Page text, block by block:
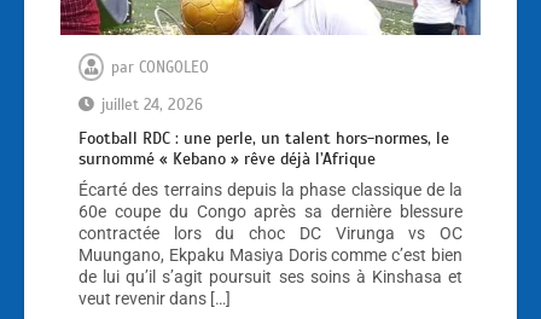
par CONGOLEO
juillet 24, 2026
Football RDC : une perle, un talent hors-normes, le
surnommé « Kebano » rêve déjà l’Afrique
Écarté des terrains depuis la phase classique de la
60e coupe du Congo après sa dernière blessure
contractée lors du choc DC Virunga vs OC
Muungano, Ekpaku Masiya Doris comme c’est bien
de lui qu’il s’agit poursuit ses soins à Kinshasa et
veut revenir dans […]